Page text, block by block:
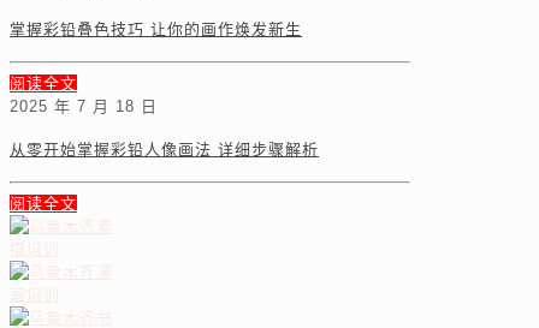
掌握彩铅叠色技巧 让你的画作焕发新生
阅读全文
2025 年 7 月 18 日
从零开始掌握彩铅人像画法 详细步骤解析
阅读全文